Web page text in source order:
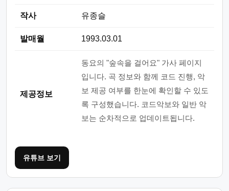
작사 유종슬
발매월 1993.03.01
제공정보
동요의 "숲속을 걸어요" 가사 페이지
입니다. 곡 정보와 함께 코드 진행, 악
보 제공 여부를 한눈에 확인할 수 있도
록 구성했습니다. 코드악보와 일반 악
보는 순차적으로 업데이트됩니다.
유튜브 보기